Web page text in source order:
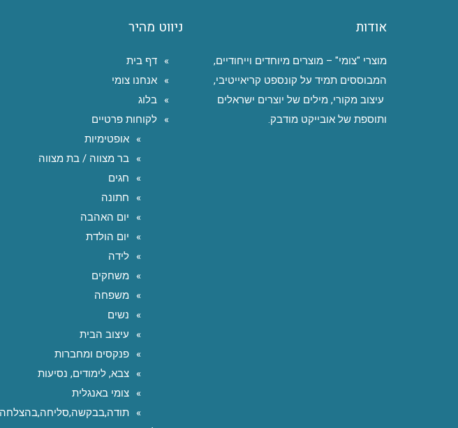
אודות
מוצרי "צומי" – מוצרים מיוחדים וייחודיים,
המבוססים תמיד על קונספט קריאייטיבי,
עיצוב מקורי, מילים של יוצרים ישראלים
ותוספת של אובייקט מודבק.
ניווט מהיר
דף בית
אנחנו צומי
בלוג
לקוחות פרטיים
אופטימיות
בר מצווה / בת מצווה
חגים
חתונה
יום האהבה
יום הולדת
לידה
משחקים
משפחה
נשים
עיצוב הבית
פנקסים ומחברות
צבא, לימודים, נסיעות
צומי באנגלית
תודה,בבקשה,סליחה,בהצלחה